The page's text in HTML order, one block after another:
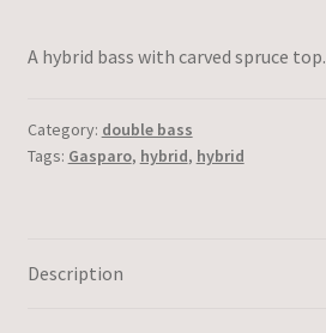
A hybrid bass with carved spruce top.
Category: double bass
Tags: Gasparo, hybrid, hybrid
Description